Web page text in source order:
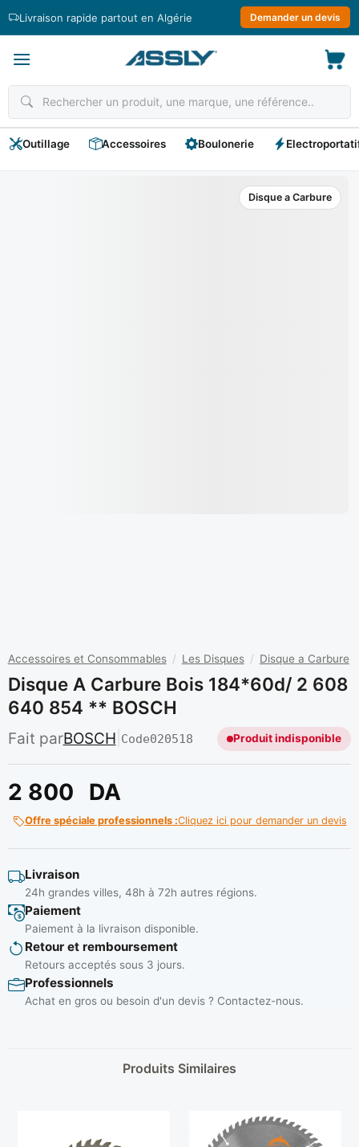
Livraison rapide partout en Algérie Demander un devis
Outillage Accessoires Boulonerie
Disque a Carbure
Accessoires et Consommables / Les Disques / Disque a Carbure
Disque A Carbure Bois 184*60d/ 2 608
640 854 ** BOSCH
Fait parBOSCH Code020518 Produit indisponible
2 800 DA
Offre spéciale professionnels :Cliquez ici pour demander un devis
Livraison
24h grandes villes, 48h à 72h autres régions.
Paiement
Paiement à la livraison disponible.
Retour et remboursement
Retours acceptés sous 3 jours.
Professionnels
Achat en gros ou besoin d'un devis ? Contactez-nous.
Produits Similaires